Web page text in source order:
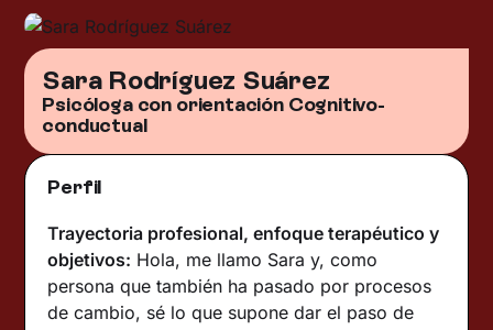
Sara Rodríguez Suárez
Psicóloga con orientación Cognitivo-
conductual
Perfil
Trayectoria profesional, enfoque terapéutico y
objetivos: Hola, me llamo Sara y, como
persona que también ha pasado por procesos
de cambio, sé lo que supone dar el paso de